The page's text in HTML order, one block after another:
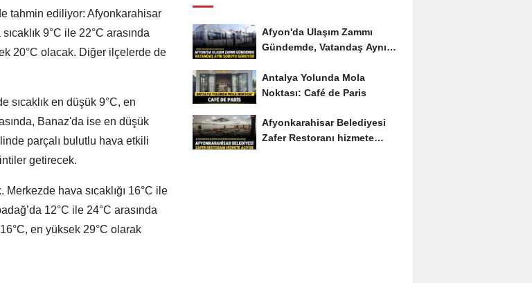
tahmin ediliyor: Afyonkarahisar
9°C ile 22°C arasında
20°C olacak. Diğer ilçelerde de
sıcaklık en düşük 9°C, en
Banaz'da ise en düşük
parçalı bulutlu hava etkili
getirecek.
hava sıcaklığı 16°C ile
12°C ile 24°C arasında
en yüksek 29°C olarak
Afyon'da Ulaşım Zammı
Gündemde, Vatandaş Aynı
Antalya Yolunda Mola
Noktası: Café de Paris
Afyonkarahisar Belediyesi
Zafer Restoranı hizmete